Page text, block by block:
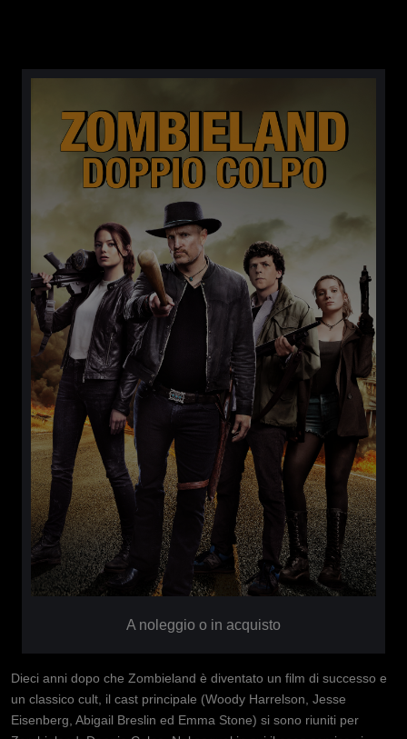
A noleggio o in acquisto
Dieci anni dopo che Zombieland è diventato un film di successo e
un classico cult, il cast principale (Woody Harrelson, Jesse
Eisenberg, Abigail Breslin ed Emma Stone) si sono riuniti per